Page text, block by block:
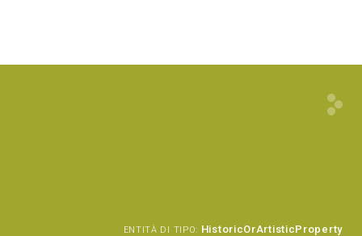
ENTITÀ DI TIPO: HistoricOrArtisticProperty